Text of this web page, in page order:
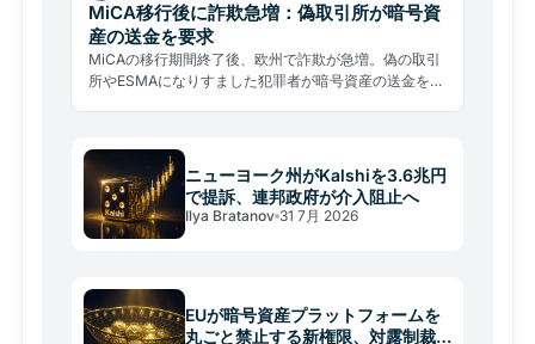
MiCA移行後に詐欺急増：偽取引所が暗号資
産の送金を要求
MiCAの移行期間終了後、欧州で詐欺が急増。偽の取引
所やESMAになりすました犯罪者が暗号資産の送金を要
ニューヨーク州がKalshiを3.6兆円
で提訴、連邦政府が介入阻止へ
Ilya Bratanov 31 7月 2026
EUが暗号資産プラットフォームを
丸ごと禁止する新権限、対露制裁